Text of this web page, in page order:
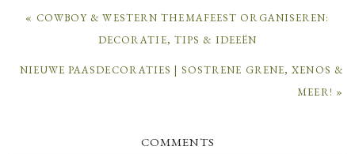
PREVIOUS
« COWBOY & WESTERN THEMAFEEST ORGANISEREN:
DECORATIE, TIPS & IDEEËN
NEXT
NIEUWE PAASDECORATIES | SOSTRENE GRENE, XENOS &
MEER! »
COMMENTS